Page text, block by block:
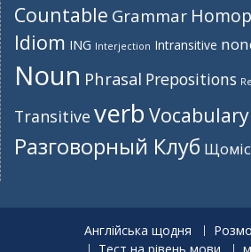
Countable Grammar
Idiom ING Interjection Intransitive
Noun Phrasal Prepositions
Transitive verb Vocabulary
Разговорный Клуб
Англійська щодня